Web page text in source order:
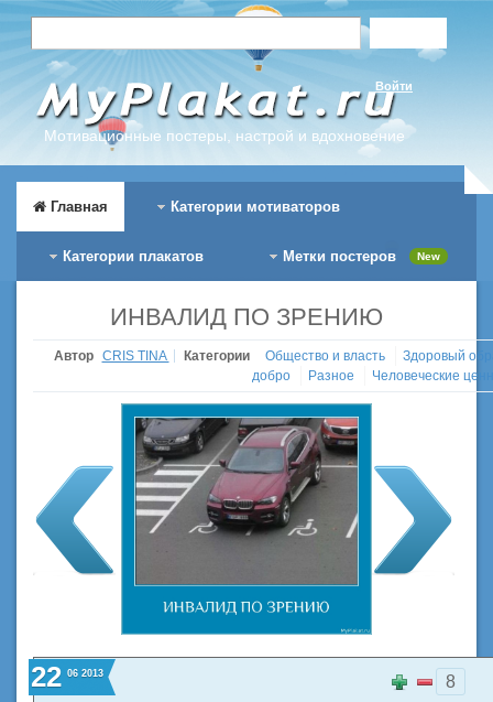
Мотивационные постеры, настрой и вдохновение
Войти
Главная Категории мотиваторов
Категории плакатов Метки постеров New
ИНВАЛИД ПО ЗРЕНИЮ
Автор CRIS TINA Категории Общество и власть
Здоровый
добро
Разное Человеческие
22 06 2013 8